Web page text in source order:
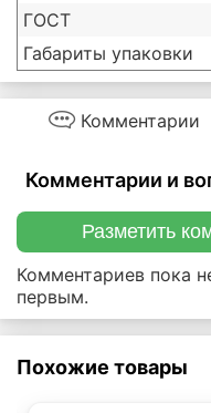
ГОСТ
Габариты упаковки
Комментарии
Комментарии и
Разметить
Комментариев пока
первым.
Похожие товары